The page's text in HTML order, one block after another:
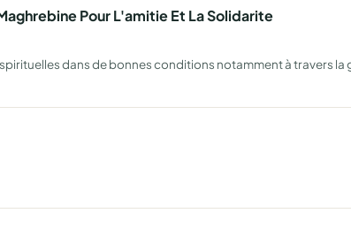
Pour L'amitie Et La Solidarite
dans de bonnes conditions notamment à travers